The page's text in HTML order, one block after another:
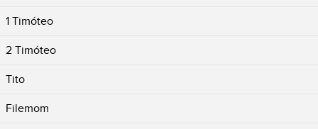
1 Timóteo
2 Timóteo
Tito
Filemom